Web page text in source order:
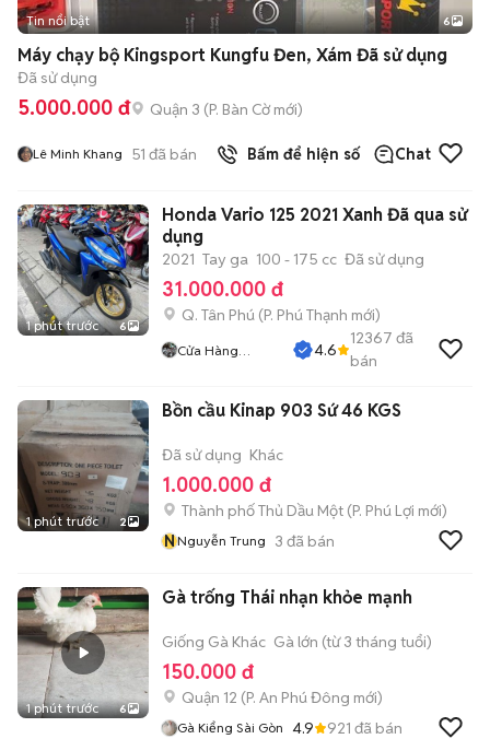
+2
Tin nổi bật 6
Máy chạy bộ Kingsport Kungfu Đen, Xám Đã sử dụng
Đã sử dụng
5.000.000 đ Quận 3 (P. Bàn Cờmới)
Lê Minh Khang 51 đã bán Bấm để hiện số Chat
1 phút trước 6
Honda Vario 125 2021 Xanh Đã qua sử
dụng
2021 Tay ga 100 - 175 cc Đã sử dụng
31.000.000 đ
Q. Tân Phú (P. Phú Thạnh mới)
Cửa Hàng
4.6
12367 đã
bán
1 phút trước 2
Bồn cầu Kinap 903 Sứ 46 KGS
Đã sử dụng Khác
1.000.000 đ
Thành phố Thủ Dầu Một (P. Phú Lợi mới)
NNguyễn Trung 3 đã bán
1 phút trước 6
Gà trống Thái nhạn khỏe mạnh
Giống Gà Khác Gà lớn (từ 3 tháng tuổi)
150.000 đ
Quận 12 (P. An Phú Đông mới)
Gà Kiểng Sài Gòn 4.9 921 đã bán